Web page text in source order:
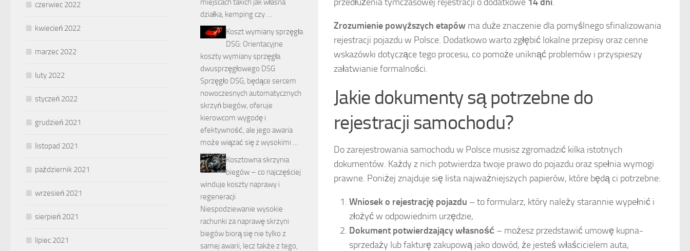
Zrozumienie powyższych etapów ma duże znaczenie dla pomyślnego sfinalizowania
rejestracji pojazdu w Polsce. Dodatkowo warto zgłębić lokalne przepisy oraz cenne
wskazówki dotyczące tego procesu, co pomoże uniknąć problemów i przyspieszy
załatwianie formalności.
Jakie dokumenty są potrzebne do
rejestracji samochodu?
Do zarejestrowania samochodu w Polsce musisz zgromadzić kilka istotnych
dokumentów. Każdy z nich potwierdza twoje prawo do pojazdu oraz spełnia wymogi
prawne. Poniżej znajduje się lista najważniejszych papierów, które będą ci potrzebne:
Wniosek o rejestrację pojazdu – to formularz, który należy starannie wypełnić i
złożyć w odpowiednim urzędzie,
Dokument potwierdzający własność – możesz przedstawić umowę kupna-
sprzedaży lub fakturę zakupową jako dowód, że jesteś właścicielem auta,
czerwiec 2022
kwiecień 2022
marzec 2022
luty 2022
styczeń 2022
grudzień 2021
listopad 2021
październik 2021
wrzesień 2021
sierpień 2021
lipiec 2021
miejscach takich jak własna
działka, kemping czy …
Koszt wymiany sprzęgła
DSG: Orientacyjne
koszty wymiany sprzęgła
dwusprzęgłowego DSG
Sprzęgło DSG, będące sercem
nowoczesnych automatycznych
skrzyń biegów, oferuje
kierowcom wygodę i
efektywność, ale jego awaria
może wiązać się z wysokimi …
Kosztowna skrzynia
biegów – co najczęściej
winduje koszty naprawy i
regeneracji
Niespodziewanie wysokie
rachunki za naprawę skrzyni
biegów biorą się nie tylko z
samej awarii, lecz także z tego,